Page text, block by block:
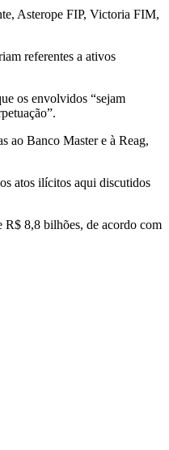
Asterope FIP, Victoria FIM,
referentes a ativos
os envolvidos “sejam
ao Banco Master e à Reag,
atos ilícitos aqui discutidos
R$ 8,8 bilhões, de acordo com